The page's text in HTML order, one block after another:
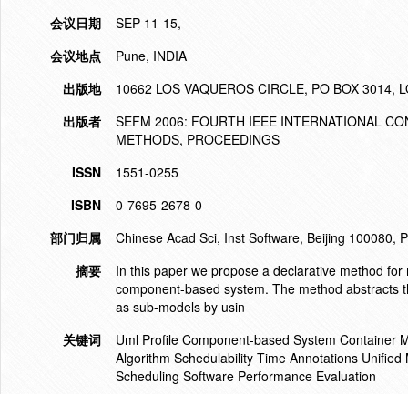
会议日期
SEP 11-15,
会议地点
Pune, INDIA
出版地
10662 LOS VAQUEROS CIRCLE, PO BOX 3014,
出版者
SEFM 2006: FOURTH IEEE INTERNATIONAL
METHODS, PROCEEDINGS
ISSN
1551-0255
ISBN
0-7695-2678-0
部门归属
Chinese Acad Sci, Inst Software, Beijing 100080,
摘要
In this paper we propose a declarative method
component-based system. The method
as sub-models by usin
关键词
Uml Profile Component-based System Container
Algorithm Schedulability Time Annotations
Scheduling Software Performance Evaluation